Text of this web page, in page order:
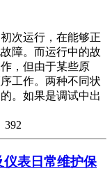
次运行，在能够正
障。而运行中的故
，但由于某些原
工作。两种不同状
。如果是调试中出
392
表日常维护保